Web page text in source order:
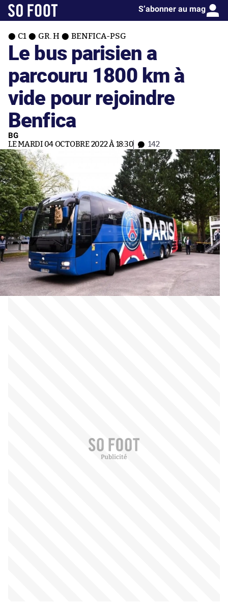
S’abonner au mag
C1 GR. H BENFICA-PSG
Le bus parisien a
parcouru 1800 km à
vide pour rejoindre
Benfica
BG
LE MARDI 04 OCTOBRE 2022 À 18:30 142